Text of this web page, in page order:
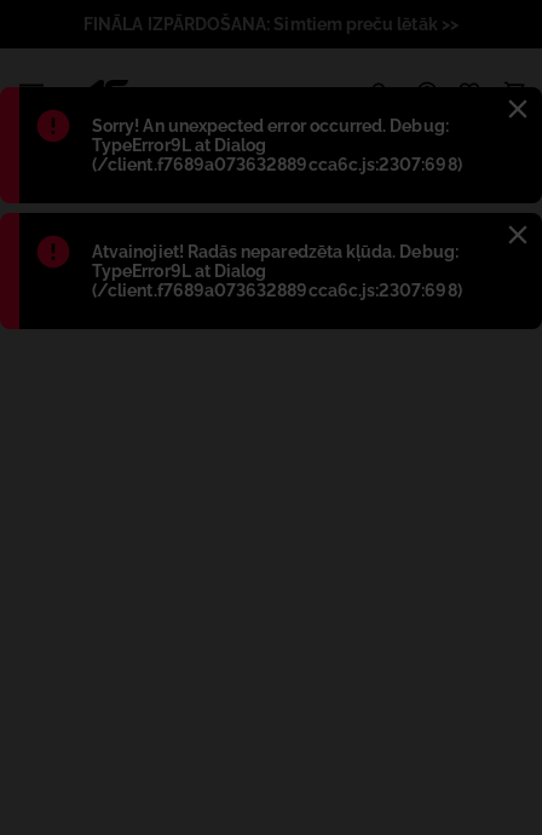
Błąd:
Sorry! An unexpected error occurred. Debug:
TypeError9L at Dialog
(/client.f7689a073632889cca6c.js:2307:698)
Błąd:
Atvainojiet! Radās neparedzēta kļūda. Debug:
TypeError9L at Dialog
(/client.f7689a073632889cca6c.js:2307:698)
FINĀLA IZPĀRDOŠANA: Simtiem preču lētāk >>